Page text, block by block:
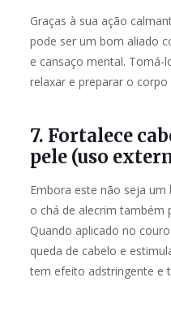
Graças à sua ação
pode ser um bom aliado
e cansaço mental.
relaxar e preparar o
7. Fortalece
pele (uso
Embora este não seja
o chá de alecrim também
Quando aplicado no
queda de cabelo e
tem efeito adstringente e